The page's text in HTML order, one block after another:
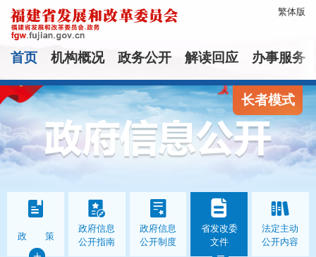
繁体版
首页 机构概况 政务公开 解读回应 办事服务
长者模式
政 策
政府信息
公开指南
政府信息
公开制度
省发改委
文件
法定主动
公开内容